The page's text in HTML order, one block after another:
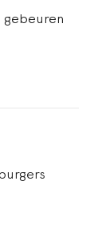
gebeuren